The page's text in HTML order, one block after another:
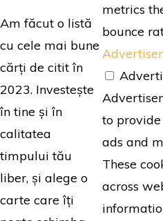
Am făcut o listă
cu cele mai bune
cărți de citit în
2023. Investește
în tine și în
calitatea
timpului tău
liber, și alege o
carte care îți
metrics
bounce
to
ads and
These
across